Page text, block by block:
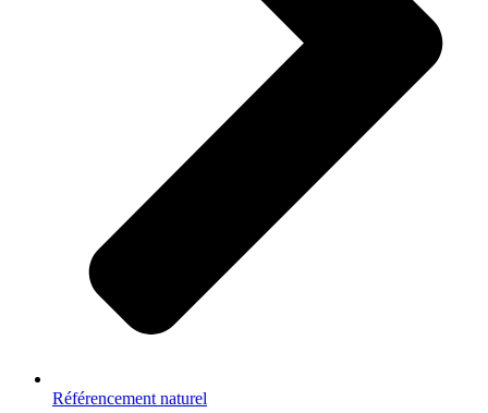
Référencement naturel